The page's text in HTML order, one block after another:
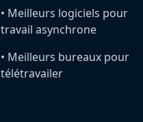
•️ Meilleurs logiciels pour
travail asynchrone
•️ Meilleurs bureaux pour
télétravailer